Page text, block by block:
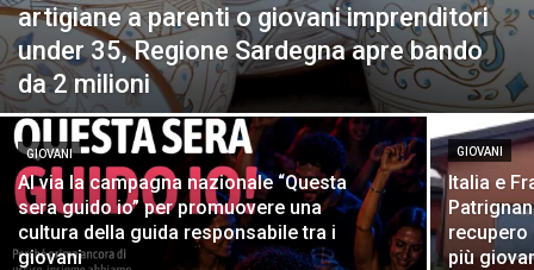
artigiane a parenti o giovani imprenditori
under 35, Regione Sardegna apre bando
da 2 milioni
GIOVANI
Al via la campagna nazionale “Questa
sera guido io” per promuovere una
cultura della guida responsabile tra i
giovani
GIOVANI
Italia e
recupero
più